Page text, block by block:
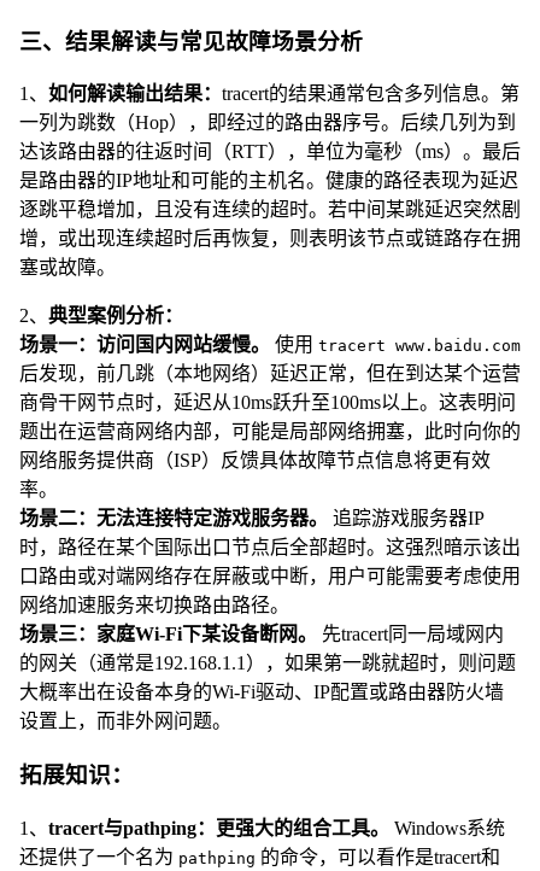
三、结果解读与常见故障场景分析
1、 如何解读输出结果： tracert的结果通常包含多列信息。第
一列为跳数（Hop），即经过的路由器序号。后续几列为到
达该路由器的往返时间（RTT），单位为毫秒（ms）。最后
是路由器的IP地址和可能的主机名。健康的路径表现为延迟
逐跳平稳增加，且没有连续的超时。若中间某跳延迟突然剧
增，或出现连续超时后再恢复，则表明该节点或链路存在拥
塞或故障。
2、 典型案例分析：
场景一：访问国内网站缓慢。
使用 tracert www.baidu.com
后发现，前几跳（本地网络）延迟正常，但在到达某个运营
商骨干网节点时，延迟从10ms跃升至100ms以上。这表明问
题出在运营商网络内部，可能是局部网络拥塞，此时向你的
网络服务提供商（ISP）反馈具体故障节点信息将更有效
率。
场景二：无法连接特定游戏服务器。
追踪游戏服务器IP
时，路径在某个国际出口节点后全部超时。这强烈暗示该出
口路由或对端网络存在屏蔽或中断，用户可能需要考虑使用
网络加速服务来切换路由路径。
场景三：家庭Wi-Fi下某设备断网。
先tracert同一局域网内
的网关（通常是192.168.1.1），如果第一跳就超时，则问题
大概率出在设备本身的Wi-Fi驱动、IP配置或路由器防火墙
设置上，而非外网问题。
拓展知识：
1、 tracert与pathping：更强大的组合工具。
Windows系统
还提供了一个名为 pathping 的命令，可以看作是tracert和